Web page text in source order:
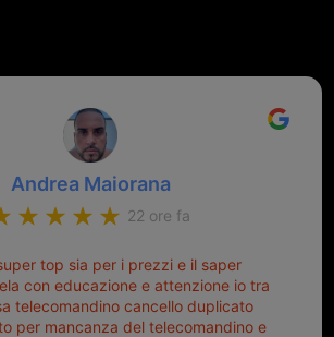
Andrea Maiorana
22 ore fa
top sia per i prezzi e il saper
con educazione e attenzione io tra
telecomandino cancello duplicato
per mancanza del telecomandino e